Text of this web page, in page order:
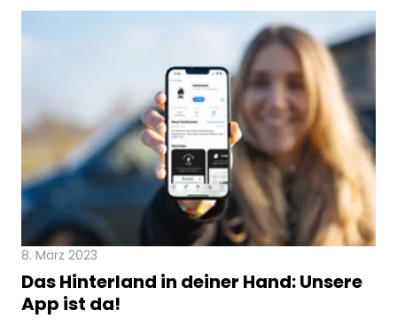
8. März 2023
Das Hinterland in deiner Hand: Unsere
App ist da!